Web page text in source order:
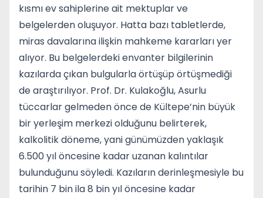
kısmı ev sahiplerine ait mektuplar ve
belgelerden oluşuyor. Hatta bazı tabletlerde,
miras davalarına ilişkin mahkeme kararları yer
alıyor. Bu belgelerdeki envanter bilgilerinin
kazılarda çıkan bulgularla örtüşüp örtüşmediği
de araştırılıyor. Prof. Dr. Kulakoğlu, Asurlu
tüccarlar gelmeden önce de Kültepe’nin büyük
bir yerleşim merkezi olduğunu belirterek,
kalkolitik döneme, yani günümüzden yaklaşık
6.500 yıl öncesine kadar uzanan kalıntılar
bulunduğunu söyledi. Kazıların derinleşmesiyle bu
tarihin 7 bin ila 8 bin yıl öncesine kadar